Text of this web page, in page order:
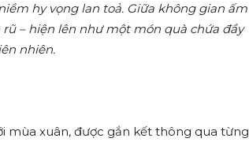
hy vọng lan toả. Giữa không gian ấm
– hiện lên như một món quà chứa đầy
nhiên.
mùa xuân, được gắn kết thông qua từng